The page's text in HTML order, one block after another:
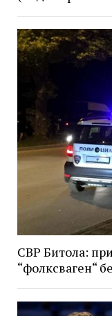
СВР Битола:
“фолксваген“